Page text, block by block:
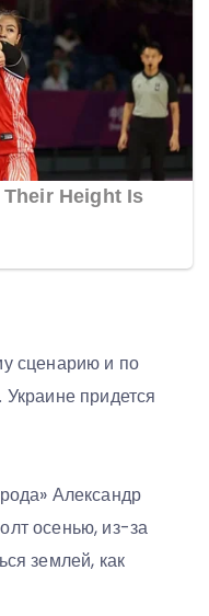
сценарию и по
придется
Александр
осенью, из-за
землей, как